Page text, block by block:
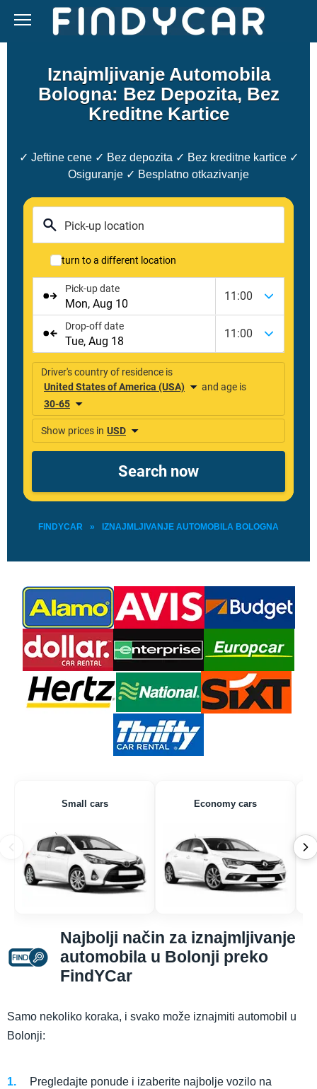
content
Iznajmljivanje Automobila
Bologna: Bez Depozita, Bez
Kreditne Kartice
✓ Jeftine cene ✓ Bez depozita ✓ Bez kreditne kartice ✓
Osiguranje ✓ Besplatno otkazivanje
FINDYCAR » IZNAJMLJIVANJE AUTOMOBILA BOLOGNA
Small cars Economy cars
Najbolji način za iznajmljivanje
automobila u Bolonji preko
FindYCar
Samo nekoliko koraka, i svako može iznajmiti automobil u
Bolonji:
Pregledajte ponude i izaberite najbolje vozilo na